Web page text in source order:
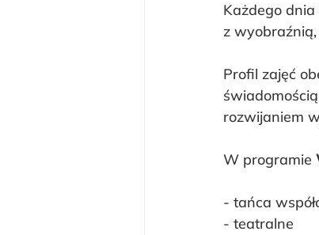
Każdego
z
Profil zajęć
rozwijaniem
W programie
- tańca
- teatralne